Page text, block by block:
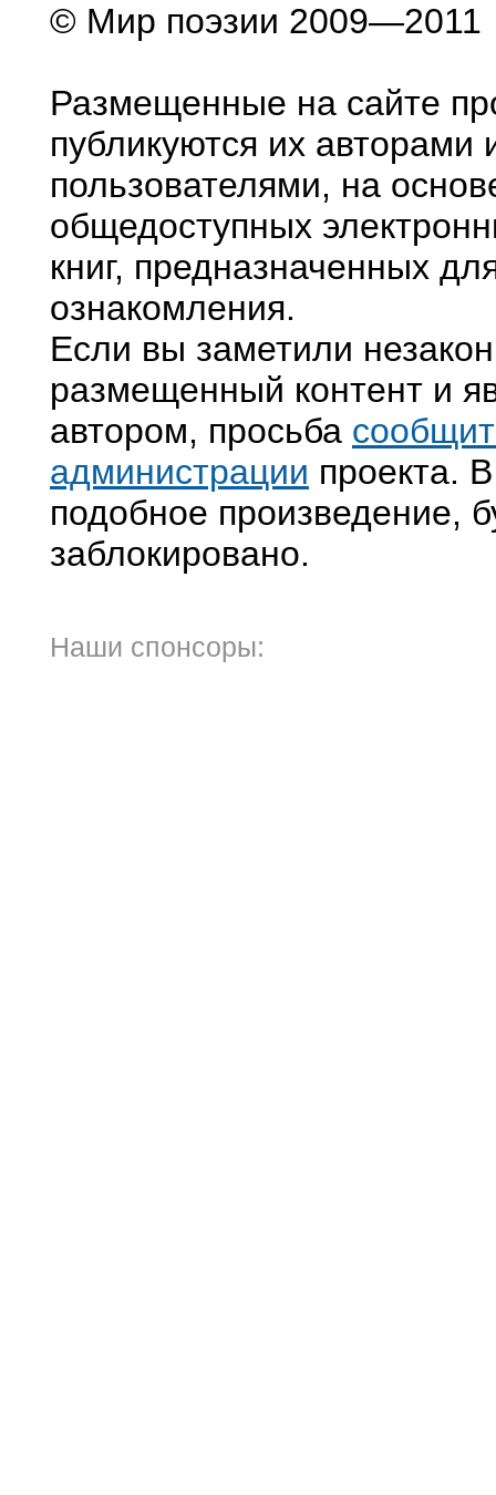
© Мир поэзии 2009—2011
Размещенные на сайте
публикуются их авторами
пользователями, на
общедоступных
книг, предназначенных
ознакомления.
Если вы заметили
размещенный контент и
автором, просьба
администрации проекта.
подобное произведение,
заблокировано.
Наши спонсоры: